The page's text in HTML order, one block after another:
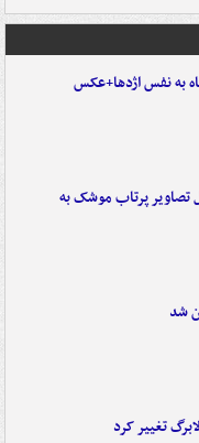
به نفس اژدها+عکس
تصاویر پرتاب موشک به
شد
تغییر کرد